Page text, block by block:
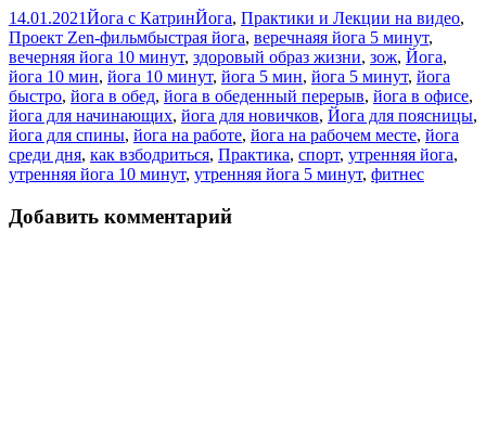
Опубликовано
14.01.2021Автор
Йога c КатринРубрики
Йога, Практики и Лекции на видео,
Проект Zen-фильмМетки
быстрая йога, веречнаяя йога 5 минут,
вечерняя йога 10 минут, здоровый образ жизни, зож, Йога,
йога 10 мин, йога 10 минут, йога 5 мин, йога 5 минут, йога
быстро, йога в обед, йога в обеденный перерыв, йога в офисе,
йога для начинающих, йога для новичков, Йога для поясницы,
йога для спины, йога на работе, йога на рабочем месте, йога
среди дня, как взбодриться, Практика, спорт, утренняя йога,
утренняя йога 10 минут, утренняя йога 5 минут, фитнес
Добавить комментарий